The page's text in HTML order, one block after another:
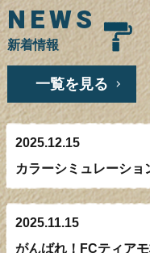
よくある質問
会 社
問合せフォーム
サイトマップ
NEWS
新着情報
一覧を見る
2025.12.15
2025.11.15